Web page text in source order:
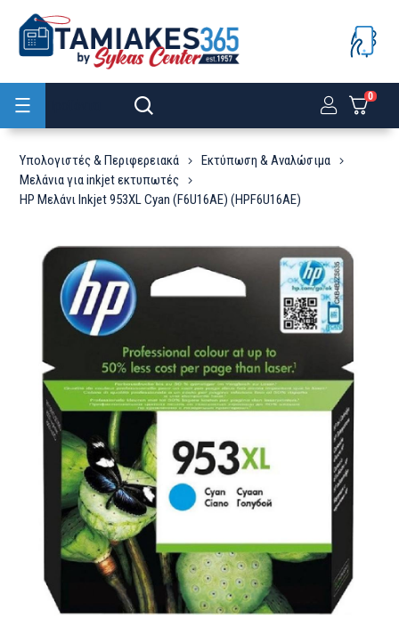
0
Υπολογιστές & Περιφερειακά
Εκτύπωση & Αναλώσιμα
Μελάνια για inkjet εκτυπωτές
HP Μελάνι Inkjet 953XL Cyan (F6U16AE) (HPF6U16AE)